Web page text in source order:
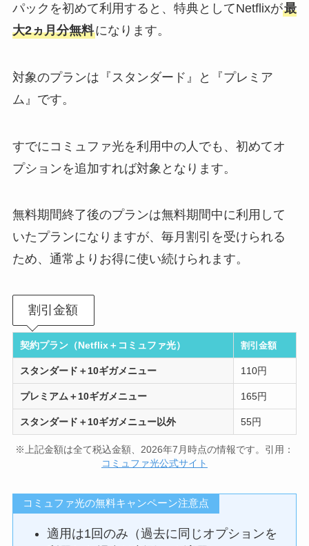
パックを初めて利用すると、特典としてNetflixが最
大2ヵ月分無料になります。
対象のプランは『スタンダード』と『プレミア
ム』です。
すでにコミュファ光を利用中の人でも、初めてオ
プションを追加すれば対象となります。
無料期間終了後のプランは無料期間中に利用して
いたプランになりますが、毎月割引を受けられる
ため、通常よりお得に使い続けられます。
割引金額
契約プラン（Netflix＋コミュファ光） 割引金額
スタンダード＋10ギガメニュー 110円
プレミアム＋10ギガメニュー 165円
スタンダード＋10ギガメニュー以外 55円
※上記金額は全て税込金額、2026年7月時点の情報です。引用：
コミュファ光公式サイト
コミュファ光の無料キャンペーン注意点
適用は1回のみ（過去に同じオプションを